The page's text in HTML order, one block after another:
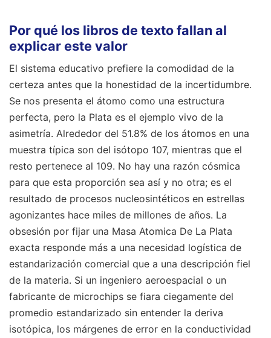
Por qué los libros de texto fallan al
explicar este valor
El sistema educativo prefiere la comodidad de la
certeza antes que la honestidad de la incertidumbre.
Se nos presenta el átomo como una estructura
perfecta, pero la Plata es el ejemplo vivo de la
asimetría. Alrededor del 51.8% de los átomos en una
muestra típica son del isótopo 107, mientras que el
resto pertenece al 109. No hay una razón cósmica
para que esta proporción sea así y no otra; es el
resultado de procesos nucleosintéticos en estrellas
agonizantes hace miles de millones de años. La
obsesión por fijar una Masa Atomica De La Plata
exacta responde más a una necesidad logística de
estandarización comercial que a una descripción fiel
de la materia. Si un ingeniero aeroespacial o un
fabricante de microchips se fiara ciegamente del
promedio estandarizado sin entender la deriva
isotópica, los márgenes de error en la conductividad